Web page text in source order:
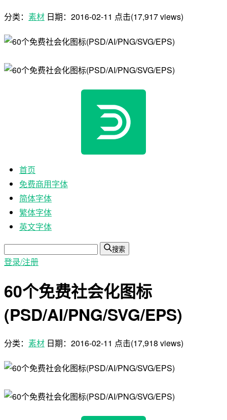
分类： 素材 日期： 2016-02-11 点击(17,917 views)
首页
免费商用字体
简体字体
繁体字体
英文字体
搜索
登录/注册
60个免费社会化图标
(PSD/AI/PNG/SVG/EPS)
分类： 素材 日期： 2016-02-11 点击(17,918 views)